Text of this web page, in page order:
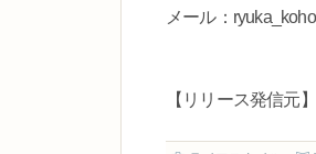
メール：
【リリース発信元